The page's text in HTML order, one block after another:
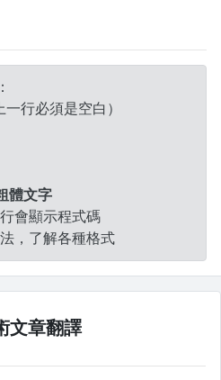
行必須是空白）
體文字
會顯示程式碼
，了解各種格式
文章翻譯